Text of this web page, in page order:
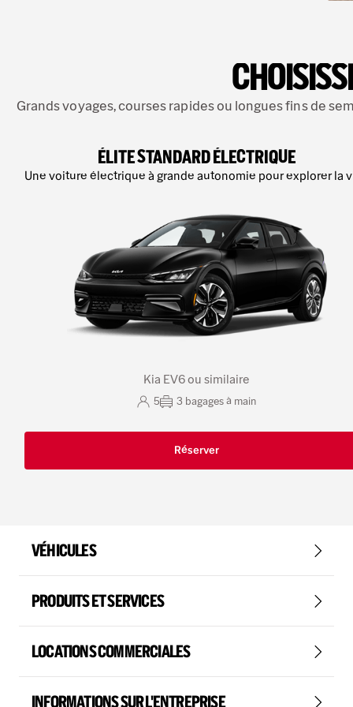
Grands voyages, courses rapides ou longues fins de
ÉLITE STANDARD ÉLECTRIQUE
Une voiture électrique à grande autonomie pour explorer la
Kia EV6 ou similaire
5 3 bagages à main
Réserver
VÉHICULES
PRODUITS ET SERVICES
LOCATIONS COMMERCIALES
INFORMATIONS SUR L'ENTREPRISE